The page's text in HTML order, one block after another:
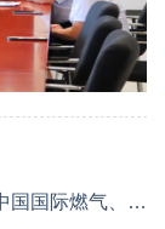
邀请函丨本安科技邀请您参加（第25届）中国国际燃气、供热技术与设备展览会